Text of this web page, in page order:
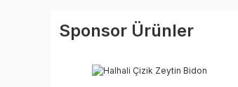
Sponsor Ürünler